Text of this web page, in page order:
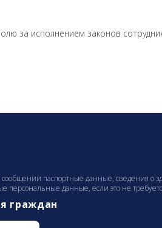
за исполнением законов
сообщении паспортные данные, сведения о
персональные данные, если это не
граждан